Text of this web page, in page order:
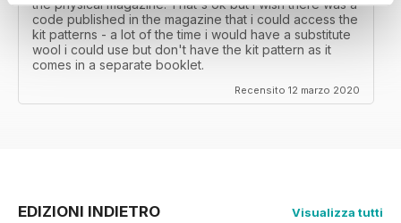
the physical magazine. That's ok but i wish there was a
code published in the magazine that i could access the
kit patterns - a lot of the time i would have a substitute
wool i could use but don't have the kit pattern as it
comes in a separate booklet.
Recensito 12 marzo 2020
EDIZIONI INDIETRO Visualizza tutti